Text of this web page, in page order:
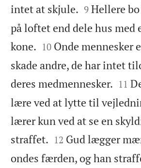
intet at skjule. 

9 Hellere
på loftet end dele hus med
kone. 

10 Onde mennesker
skade andre, de har intet
deres medmennesker. 

11
lære ved at lytte til
lærer kun ved at se en
straffet. 

12 Gud lægger
ondes færden, og han